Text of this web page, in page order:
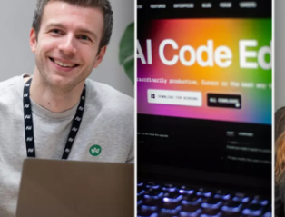
hobby
lys modus
mørk modus